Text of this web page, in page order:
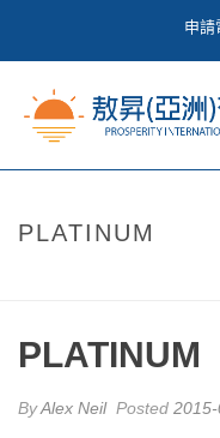
申請
PLATINUM
PLATINUM
ByAlex Neil Posted 2015-